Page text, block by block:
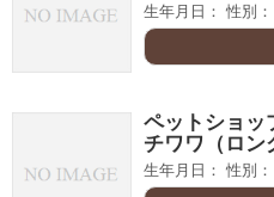
生年月日： 性別：
ペットショッ
チワワ（ロン
生年月日： 性別：